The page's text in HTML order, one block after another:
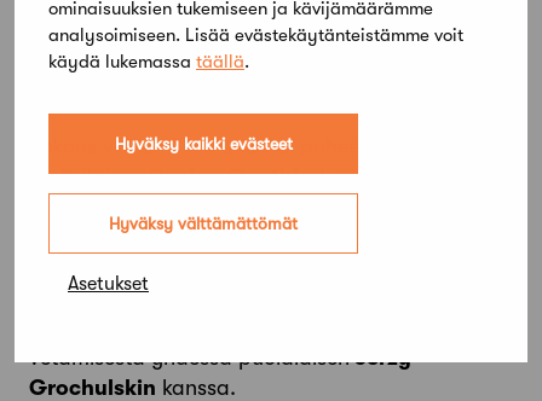
ominaisuuksien tukemiseen ja kävijämäärämme
analysoimiseen. Lisää evästekäytänteistämme voit
käydä lukemassa täällä.
Hyväksy kaikki evästeet
Hyväksy välttämättömät
Asetukset
tarvitaan useampi päivä.
Kokous valitsi UIA:n uudeksi puheenjohtajaksi
sveitsiläisenRegina Gonthierin. Hänellä on pitkä
(Conférence Suisse des Architectes) johdossa että
vastannut pitkään UIA:n kilpailutoimikunnan
vetämisestä yhdessä puolalaisenJerzy
Grochulskin kanssa.